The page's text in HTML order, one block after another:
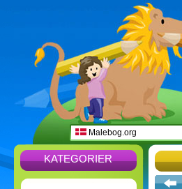
Malebog.org
KATEGORIER